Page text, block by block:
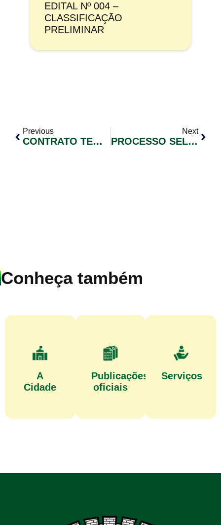
EDITAL Nº 004 –
CLASSIFICAÇÃO
PRELIMINAR
Previous
CONTRATO TEMPORÁRIO CONFORME LEI MUNICIPAL Nº 2192/2022 EDITAL DE CONVOCAÇÃO DE CANDIDATOS Nº 007/2022
Next
PROCESSO SELETIVO SIMPLICADO Nº 003/2021 EDITAL DE CONVOCAÇÃO DE CANDIDATOS Nº 003
Conheça também
A
Cidade
Publicações
oficiais
Serviços